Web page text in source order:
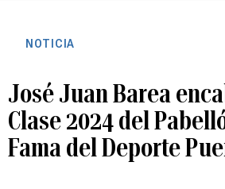
NOTICIA
José Juan Barea
Clase 2024 del
Fama del Deporte